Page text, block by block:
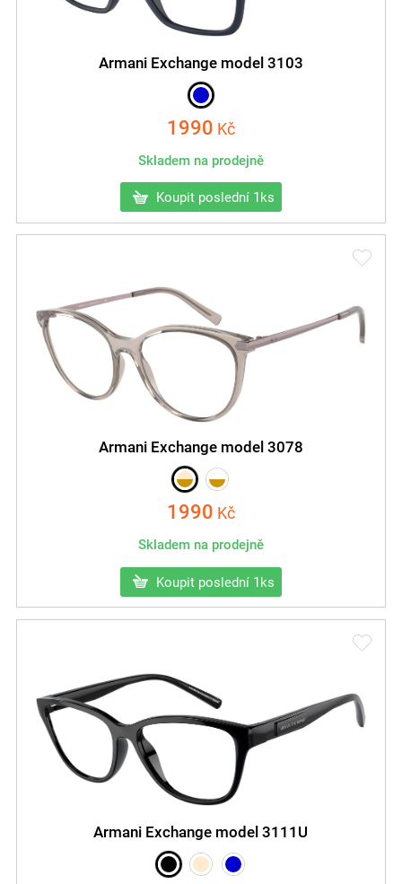
Armani Exchange model 3103
1990 Kč
Skladem na prodejně
Koupit poslední 1ks
Armani Exchange model 3078
1990 Kč
Skladem na prodejně
Koupit poslední 1ks
Armani Exchange model 3111U